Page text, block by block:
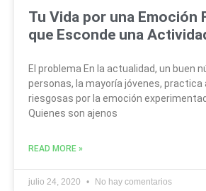
Tu Vida por una Emoción
que Esconde una
El problema En la actualidad, un buen
personas, la mayoría jóvenes, practica
riesgosas por la emoción
Quienes son ajenos
READ MORE »
julio 24, 2020 No hay comentarios